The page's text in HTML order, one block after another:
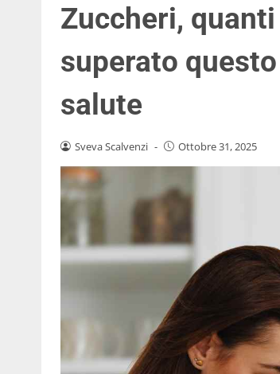
Zuccheri,
superato
salute
Sveva Scalvenzi - Ottobre 31, 2025